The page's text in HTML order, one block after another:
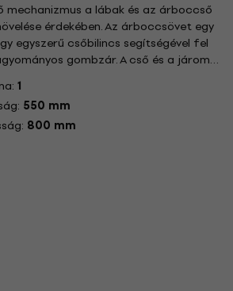
mechanizmus a lábak és az árboccső
érdekében. Az árboccsövet egy
egyszerű csőbilincs segítségével fel
gombzár. A cső és a járom
kihajtható, hogy helyet takarítson meg
forma.
1
550 mm
800 mm